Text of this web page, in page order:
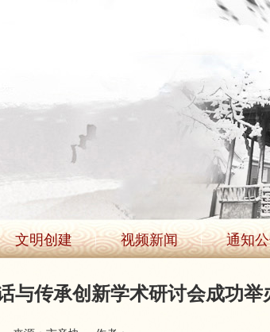
文明创建 视频新闻 通知
与传承创新学术研讨会成功举